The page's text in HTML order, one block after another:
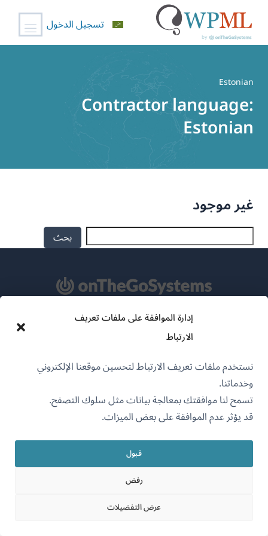
إدارة الموافقة على ملفات تعريف
الارتباط
نستخدم ملفات تعريف الارتباط لتحسين موقعنا الإلكتروني
وخدماتنا.
تسمح لنا موافقتك بمعالجة بيانات مثل سلوك التصفح.
قد يؤثر عدم الموافقة على بعض الميزات.
قبول
رفض
عرض التفضيلات
تسجيل الدخول
Estonian
Contractor language:
Estonian
غير موجود
OnTheGoSystems Limited
العربية
انضم إلى فريقنا(يفتح
في
نافذة
جديدة)
(يفتح
في
نافذة
جديدة)
(يفتح
في
نافذة
جديدة)
(يفتح
في
جديدة)